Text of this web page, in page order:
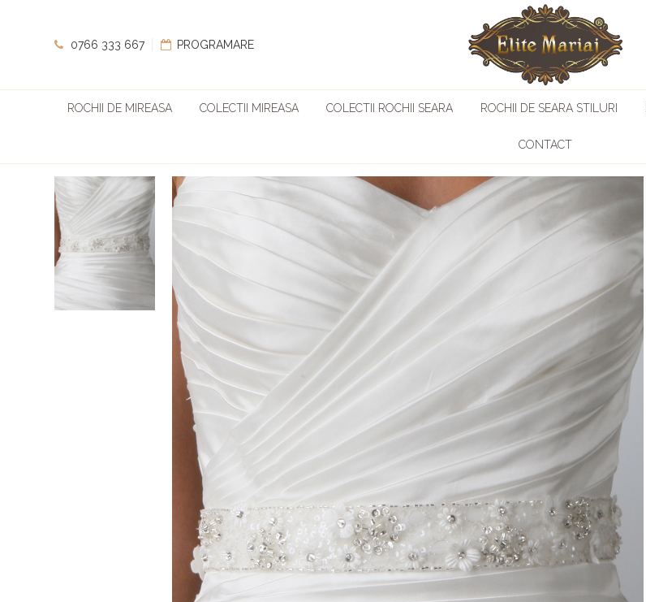
0766 333 667 PROGRAMARE
ROCHII DE MIREASA COLECTII MIREASA COLECTII ROCHII SEARA ROCHII DE SEARA STILURI
CONTACT